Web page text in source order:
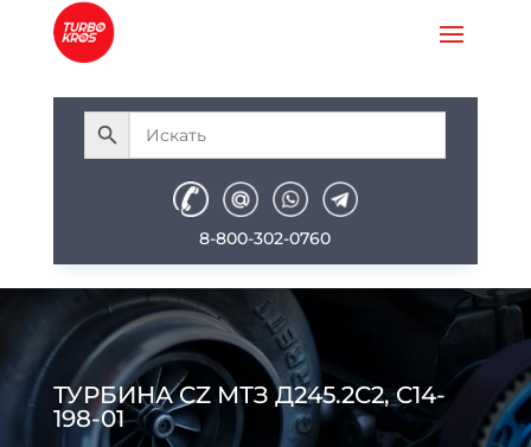
8-800-302-0760
ТУРБИНА CZ МТЗ Д245.2С2, C14-
198-01